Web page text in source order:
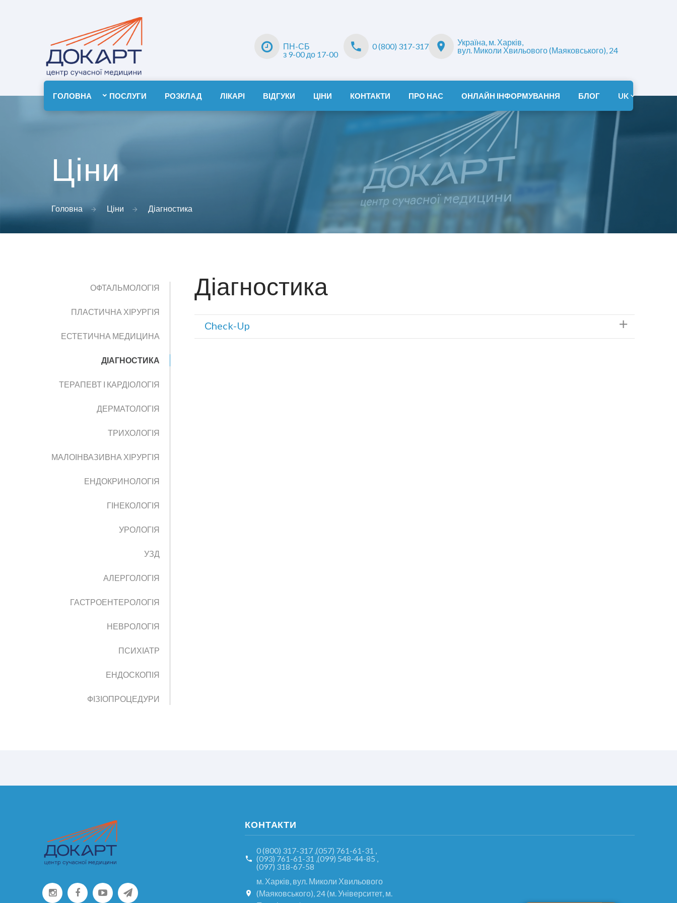
ПН-СБ
з 9-00 до 17-00
0 (800) 317-317
Україна, м. Харків,
вул. Миколи Хвильового (Маяковського), 24
ГОЛОВНА ПОСЛУГИ РОЗКЛАД ЛІКАРІ ВІДГУКИ ЦІНИ КОНТАКТИ ПРО НАС ОНЛАЙН ІНФОРМУВАННЯ БЛОГ UK
Ціни
Головна Ціни Діагностика
ОФТАЛЬМОЛОГІЯ
ПЛАСТИЧНА ХІРУРГІЯ
ЕСТЕТИЧНА МЕДИЦИНА
ДІАГНОСТИКА
ТЕРАПЕВТ І КАРДІОЛОГІЯ
ДЕРМАТОЛОГІЯ
ТРИХОЛОГІЯ
МАЛОІНВАЗИВНА ХІРУРГІЯ
ЕНДОКРИНОЛОГІЯ
ГІНЕКОЛОГІЯ
УРОЛОГІЯ
УЗД
АЛЕРГОЛОГІЯ
ГАСТРОЕНТЕРОЛОГІЯ
НЕВРОЛОГІЯ
ПСИХІАТР
ЕНДОСКОПІЯ
ФІЗІОПРОЦЕДУРИ
Діагностика
Сheck-Up
КОНТАКТИ
0 (800) 317-317 ,(057) 761-61-31 ,
(093) 761-61-31 ,(099) 548-44-85 ,
(097) 318-67-58
м. Харків, вул. Миколи Хвильового
(Маяковського), 24 (м. Університет, м.